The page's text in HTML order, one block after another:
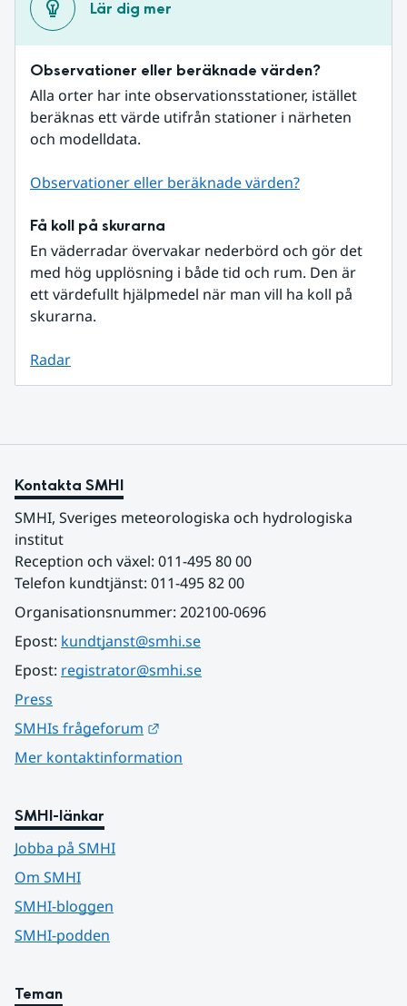
Lär dig mer
Observationer eller beräknade värden?
Alla orter har inte observationsstationer, istället
beräknas ett värde utifrån stationer i närheten
och modelldata.
Observationer eller beräknade värden?
Få koll på skurarna
En väderradar övervakar nederbörd och gör det
med hög upplösning i både tid och rum. Den är
ett värdefullt hjälpmedel när man vill ha koll på
skurarna.
Radar
Kontakta SMHI
SMHI, Sveriges meteorologiska och hydrologiska
institut
Reception och växel: 011-495 80 00
Telefon kundtjänst: 011-495 82 00
Organisationsnummer: 202100-0696
Epost: kundtjanst@smhi.se
Epost: registrator@smhi.se
Press
SMHIs frågeforum
Mer kontaktinformation
SMHI-länkar
Jobba på SMHI
Om SMHI
SMHI-bloggen
SMHI-podden
Teman